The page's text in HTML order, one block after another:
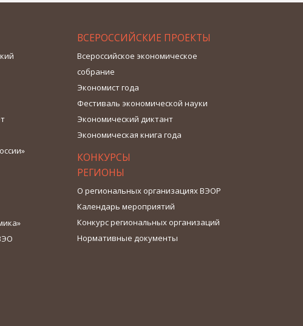
ВСЕРОССИЙСКИЕ ПРОЕКТЫ
Всероссийское экономическое
собрание
Экономист года
Фестиваль экономической науки
Экономический диктант
Экономическая книга года
КОНКУРСЫ
РЕГИОНЫ
О региональных организациях ВЭОР
Календарь мероприятий
Конкурс региональных организаций
Нормативные документы